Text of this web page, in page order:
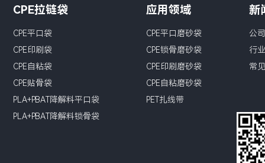
CPE拉链袋
CPE平口袋
CPE印刷袋
CPE自粘袋
CPE贴骨袋
PLA+PBAT降解料平口袋
PLA+PBAT降解料锁骨袋
应用领域
CPE平口磨砂袋
CPE锁骨磨砂袋
CPE印刷磨砂袋
CPE自粘磨砂袋
PET扎线带
新
公
行
常